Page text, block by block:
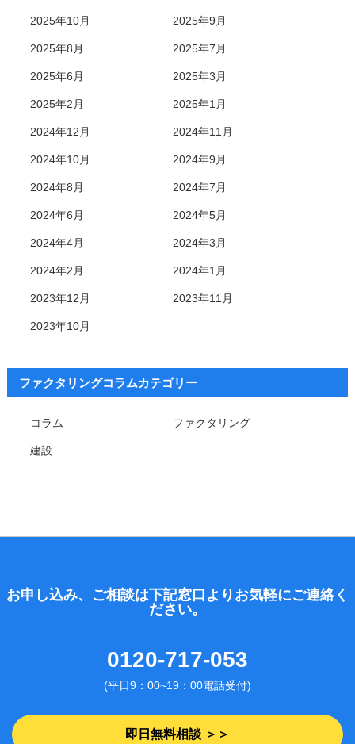
2025年10月 2025年9月
2025年8月 2025年7月
2025年6月 2025年3月
2025年2月 2025年1月
2024年12月 2024年11月
2024年10月 2024年9月
2024年8月 2024年7月
2024年6月 2024年5月
2024年4月 2024年3月
2024年2月 2024年1月
2023年12月 2023年11月
2023年10月
ファクタリングコラムカテゴリー
コラム ファクタリング
建設
お申し込み、ご相談は下記窓口よりお気軽にご連絡く
ださい。
0120-717-053
(平日9：00~19：00電話受付)
即日無料相談 ＞＞